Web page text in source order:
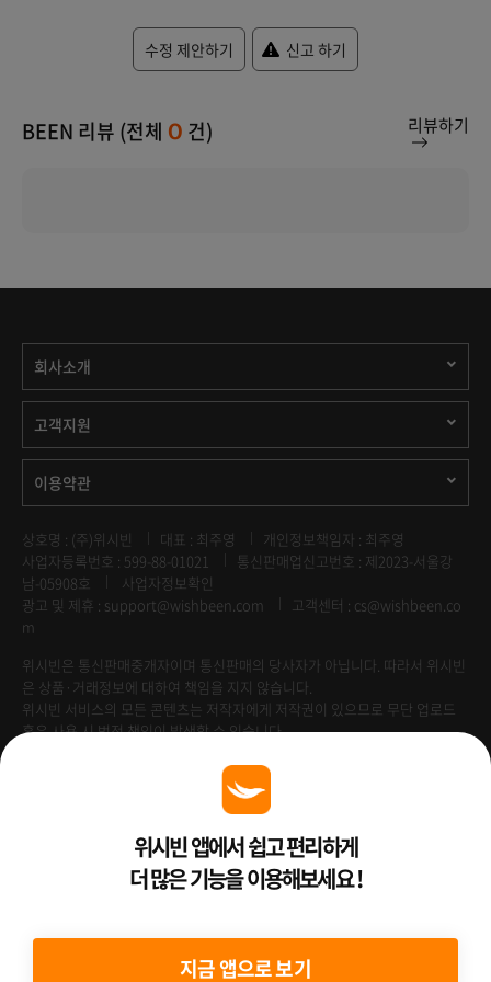
수정 제안하기 신고 하기
BEEN 리뷰 (전체 0 건) 리뷰하기
회사소개
고객지원
이용약관
상호명 : (주)위시빈 대표 : 최주영
개인정보책임자 : 최주영
사업자등록번호 : 599-88-01021
통신판매업신고번호 : 제2023-서울강
남-05908호
사업자정보확인
광고 및 제휴 : support@wishbeen.com
고객센터 : cs@wishbeen.co
m
위시빈은 통신판매중개자이며 통신판매의 당사자가 아닙니다. 따라서 위시빈
은 상품·거래정보에 대하여 책임을 지지 않습니다.
위시빈 서비스의 모든 콘텐츠는 저작자에게 저작권이 있으므로 무단 업로드
혹은 사용 시 법적 책임이 발생할 수 있습니다.
Venture Enterprise위시빈 앱에서 쉽고 편리하게
더 많은 기능을 이용해보세요 !
지금 앱으로 보기